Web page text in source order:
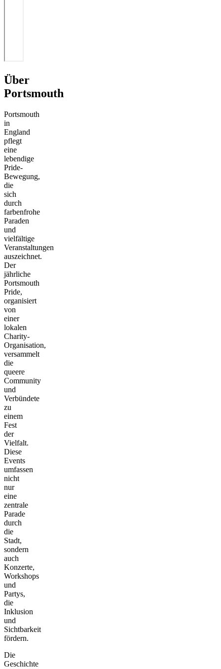
Über
Portsmouth
Portsmouth
in
England
pflegt
eine
lebendige
Pride-
Bewegung,
die
sich
durch
farbenfrohe
Paraden
und
vielfältige
Veranstaltungen
auszeichnet.
Der
jährliche
Portsmouth
Pride,
organisiert
von
einer
lokalen
Charity-
Organisation,
versammelt
die
queere
Community
und
Verbündete
zu
einem
Fest
der
Vielfalt.
Diese
Events
umfassen
nicht
nur
eine
zentrale
Parade
durch
die
Stadt,
sondern
auch
Konzerte,
Workshops
und
Partys,
die
Inklusion
und
Sichtbarkeit
fördern.
Die
Geschichte